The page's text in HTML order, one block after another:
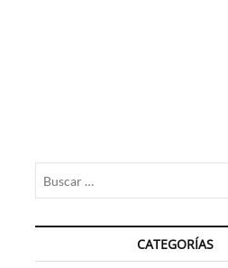
CATEGORÍAS